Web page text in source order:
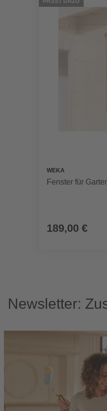
WEKA
Fenster für
189,00 €
Newsletter: